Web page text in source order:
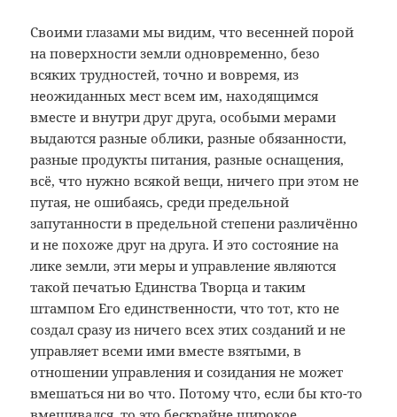
Своими глазами мы видим, что весенней порой
на поверхности земли одновременно, безо
всяких трудностей, точно и вовремя, из
неожиданных мест всем им, находящимся
вместе и внутри друг друга, особыми мерами
выдаются разные облики, разные обязанности,
разные продукты питания, разные оснащения,
всё, что нужно всякой вещи, ничего при этом не
путая, не ошибаясь, среди предельной
запутанности в предельной степени различённо
и не похоже друг на друга. И это состояние на
лике земли, эти меры и управление являются
такой печатью Единства Творца и таким
штампом Его единственности, что тот, кто не
создал сразу из ничего всех этих созданий и не
управляет всеми ими вместе взятыми, в
отношении управления и созидания не может
вмешаться ни во что. Потому что, если бы кто-то